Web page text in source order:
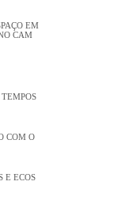
EM
CAM
COM O
E ECOS